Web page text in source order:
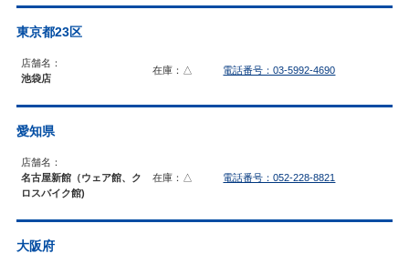
東京都23区
店舗名：
池袋店
在庫：△ 電話番号：03-5992-4690
愛知県
店舗名：
名古屋新館（ウェア館、ク
ロスバイク館)
在庫：△ 電話番号：052-228-8821
大阪府